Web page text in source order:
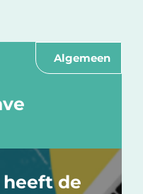
Algemeen
de